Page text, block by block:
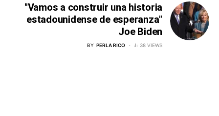
"Vamos a construir una historia
estadounidense de esperanza"
Joe Biden
BY PERLA RICO 38 VIEWS